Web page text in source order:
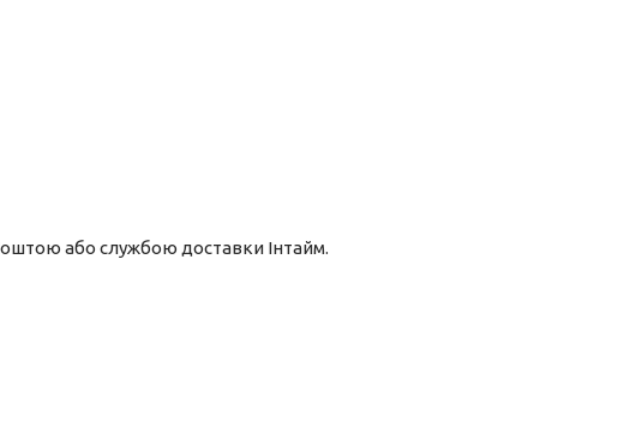
або службою доставки Інтайм.